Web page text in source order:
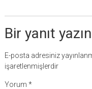
Bir yanıt yazın
E-posta adresiniz
işaretlenmişlerdir
Yorum *